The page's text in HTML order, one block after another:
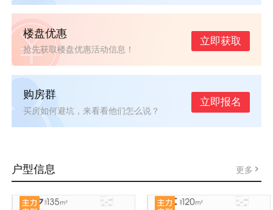
楼盘优惠
抢先获取楼盘优惠活动信息！
立即获取
购房群
买房如何避坑，来看看他们怎么说？
立即报名
户型信息 更多